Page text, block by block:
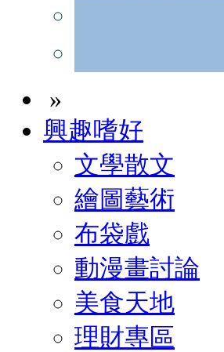
»
興趣嗜好
文學散文
繪圖藝術
布袋戲
動漫畫討論
美食天地
理財專區